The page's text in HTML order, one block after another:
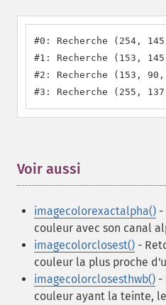
#0: Recherche (254,
#1: Recherche (153,
#2: Recherche (153,
#3: Recherche (255,
Voir aussi
imagecolorexactalpha() -
couleur avec son canal
imagecolorclosest() -
couleur la plus proche
imagecolorclosesthwb() -
couleur ayant la teinte,